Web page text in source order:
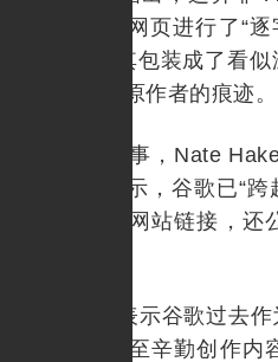
型直接对原网页进行了“
g），并将其包装成了看
完全抹去了原作者的痕迹。
针对此事，Nate Hake
转变。他表示，谷歌已“
仅不提供源网站链接，
Hake 表示谷歌过去作
将流量引导至辛勤创作